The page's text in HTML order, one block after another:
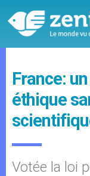
France:
éthique
Votée la loi